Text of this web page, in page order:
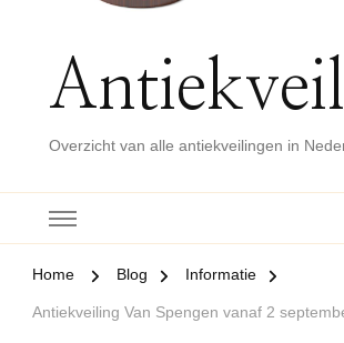
Overzicht van alle antiekveilingen in
Home Blog Informatie
Antiekveiling Van Spengen vanaf 2